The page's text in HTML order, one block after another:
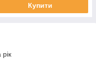
Купити